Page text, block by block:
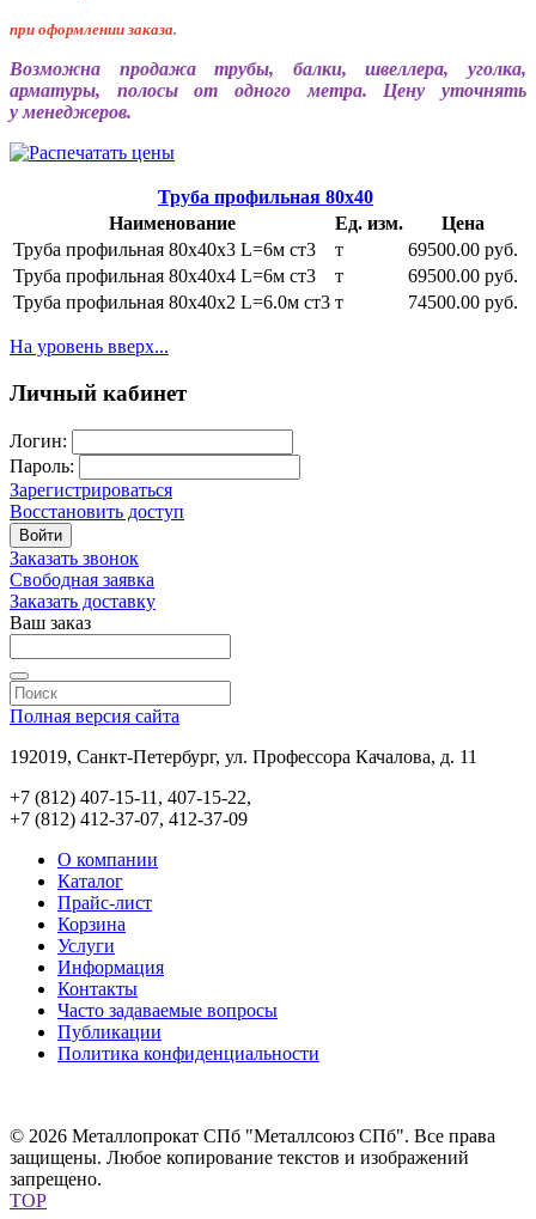
при оформлении заказа.
Возможна продажа трубы, балки, швеллера, уголка,
арматуры, полосы от одного метра. Цену уточнять
у менеджеров.
Наименование Ед. изм. Цена
Труба профильная 80х40
Труба профильная 80х40х3 L=6м ст3 т
69500.00 руб.
Труба профильная 80х40х4 L=6м ст3
т
69500.00 руб.
Труба профильная 80х40х2 L=6.0м ст3 т 74500.00 руб.
На уровень вверх...
Личный кабинет
Логин:
Пароль:
Зарегистрироваться
Восстановить доступ
Войти
Заказать звонок
Свободная заявка
Заказать доставку
Ваш заказ
Полная версия сайта
192019, Санкт-Петербург, ул. Профессора Качалова, д. 11
+7 (812) 407-15-11, 407-15-22,
+7 (812) 412-37-07, 412-37-09
О компании
Каталог
Прайс-лист
Корзина
Услуги
Информация
Контакты
Часто задаваемые вопросы
Публикации
Политика конфиденциальности
© 2026 Металлопрокат СПб "Металлсоюз СПб". Все права
защищены. Любое копирование текстов и изображений
запрещено.
TOP